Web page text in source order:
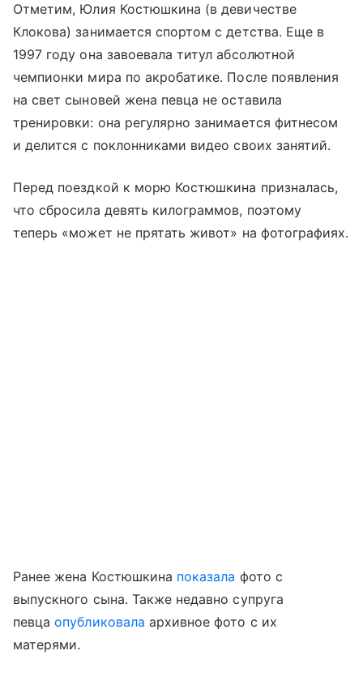
Отметим, Юлия Костюшкина (в девичестве
Клокова) занимается спортом с детства. Еще в
1997 году она завоевала титул абсолютной
чемпионки мира по акробатике. После появления
на свет сыновей жена певца не оставила
тренировки: она регулярно занимается фитнесом
и делится с поклонниками видео своих занятий.
Перед поездкой к морю Костюшкина призналась,
что сбросила девять килограммов, поэтому
теперь «может не прятать живот» на фотографиях.
Ранее жена Костюшкина показала фото с
выпускного сына. Также недавно супруга
певцаопубликовала архивное фото с их
матерями.